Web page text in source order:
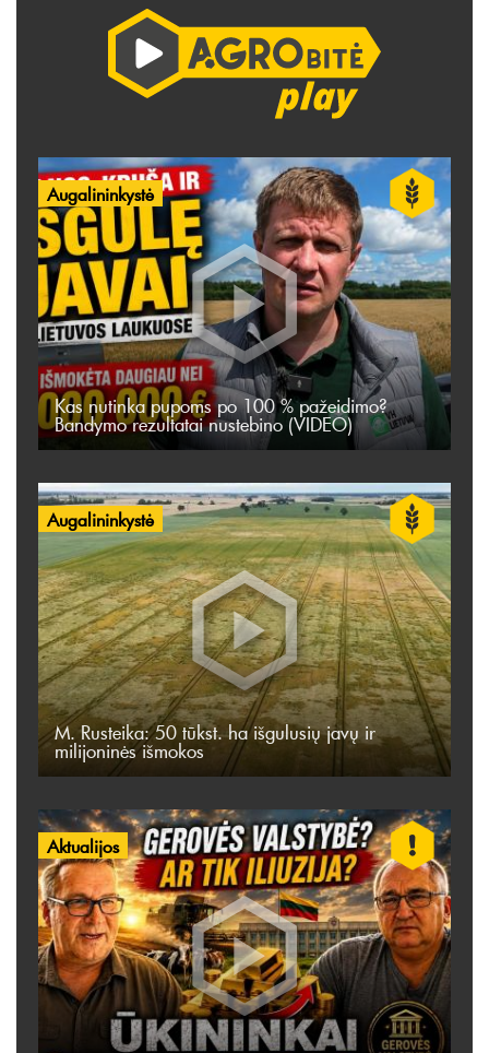
Augalininkystė
Kas nutinka pupoms po 100 % pažeidimo?
Bandymo rezultatai nustebino (VIDEO)
Augalininkystė
M. Rusteika: 50 tūkst. ha išgulusių javų ir
milijoninės išmokos
Aktualijos